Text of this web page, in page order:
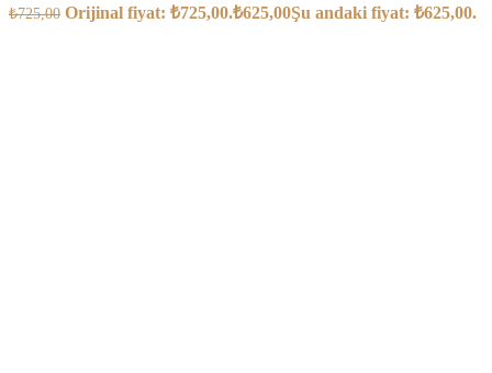
₺725,00 Orijinal fiyat: ₺725,00.₺625,00Şu andaki fiyat: ₺625,00.